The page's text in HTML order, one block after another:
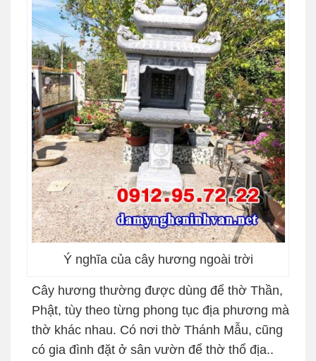
Ý nghĩa của cây hương ngoài trời
Cây hương thường được dùng để thờ Thần,
Phật, tùy theo từng phong tục địa phương mà
thờ khác nhau. Có nơi thờ Thánh Mẫu, cũng
có gia đình đặt ở sân vườn để thờ thổ địa..